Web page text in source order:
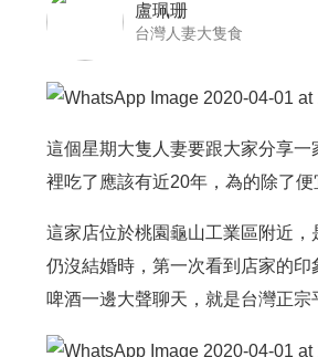
盧珮珊
台灣人妻大隻食
這個星期大隻人妻要跟大家分享
裡吃了應該有近20年，為的除了
這家店位於桃園龜山工業區附近
仍沒結婚時，第一次看到店家的
啤酒一邊大聲聊天，就是台灣正宗